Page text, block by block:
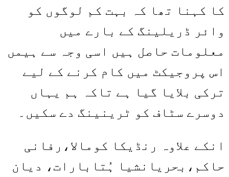
کا کہنا تھا کہ بہت کم لوگوں کو
وائر ڈریلینگ کے بارے میں
معلومات حاصل ہیں اسی وجہ سے ہیمں
اس پروجیکٹ میں کام کرنے کے لیے
ترکی بلایا گیا ہے تاکہ ہم یہاں
دوسرے سٹاف کو ٹرینینگ دے سکیں۔
انکے علاوہ رنڈیکا کومالا،رفانی
حاکم،بحریانشیا ہُتابارات، دیان